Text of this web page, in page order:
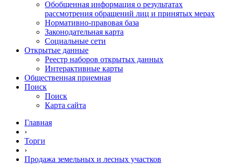
Обобщенная информация о результатах
рассмотрения обращений лиц и принятых мерах
Нормативно-правовая база
Законодательная карта
Социальные сети
Открытые данные
Реестр наборов открытых данных
Интерактивные карты
Общественная приемная
Поиск
Поиск
Карта сайта
Главная
›
Торги
›
Продажа земельных и лесных участков